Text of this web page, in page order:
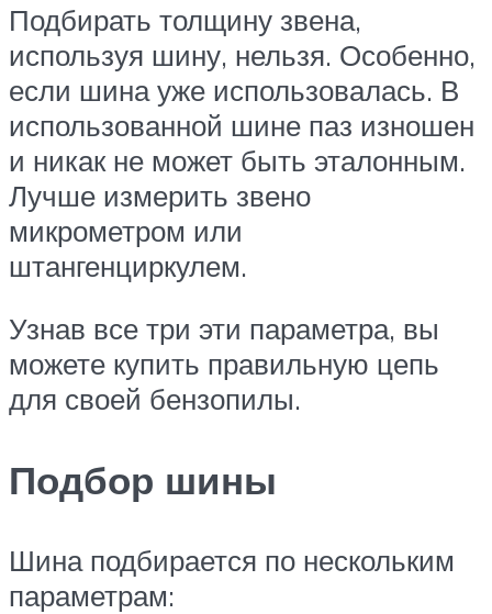
Подбирать толщину звена,
используя шину, нельзя. Особенно,
если шина уже использовалась. В
использованной шине паз изношен
и никак не может быть эталонным.
Лучше измерить звено
микрометром или
штангенциркулем.
Узнав все три эти параметра, вы
можете купить правильную цепь
для своей бензопилы.
Подбор шины
Шина подбирается по нескольким
параметрам: